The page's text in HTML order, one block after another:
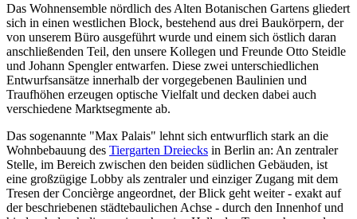
Das Wohnensemble nördlich des Alten Botanischen Gartens gliedert
sich in einen westlichen Block, bestehend aus drei Baukörpern, der
von unserem Büro ausgeführt wurde und einem sich östlich daran
anschließenden Teil, den unsere Kollegen und Freunde Otto Steidle
und Johann Spengler entwarfen. Diese zwei unterschiedlichen
Entwurfsansätze innerhalb der vorgegebenen Baulinien und
Traufhöhen erzeugen optische Vielfalt und decken dabei auch
verschiedene Marktsegmente ab.
Das sogenannte "Max Palais" lehnt sich entwurflich stark an die
Wohnbebauung des Tiergarten Dreiecks in Berlin an: An zentraler
Stelle, im Bereich zwischen den beiden südlichen Gebäuden, ist
eine großzügige Lobby als zentraler und einziger Zugang mit dem
Tresen der Concièrge angeordnet, der Blick geht weiter - exakt auf
der beschriebenen städtebaulichen Achse - durch den Innenhof und